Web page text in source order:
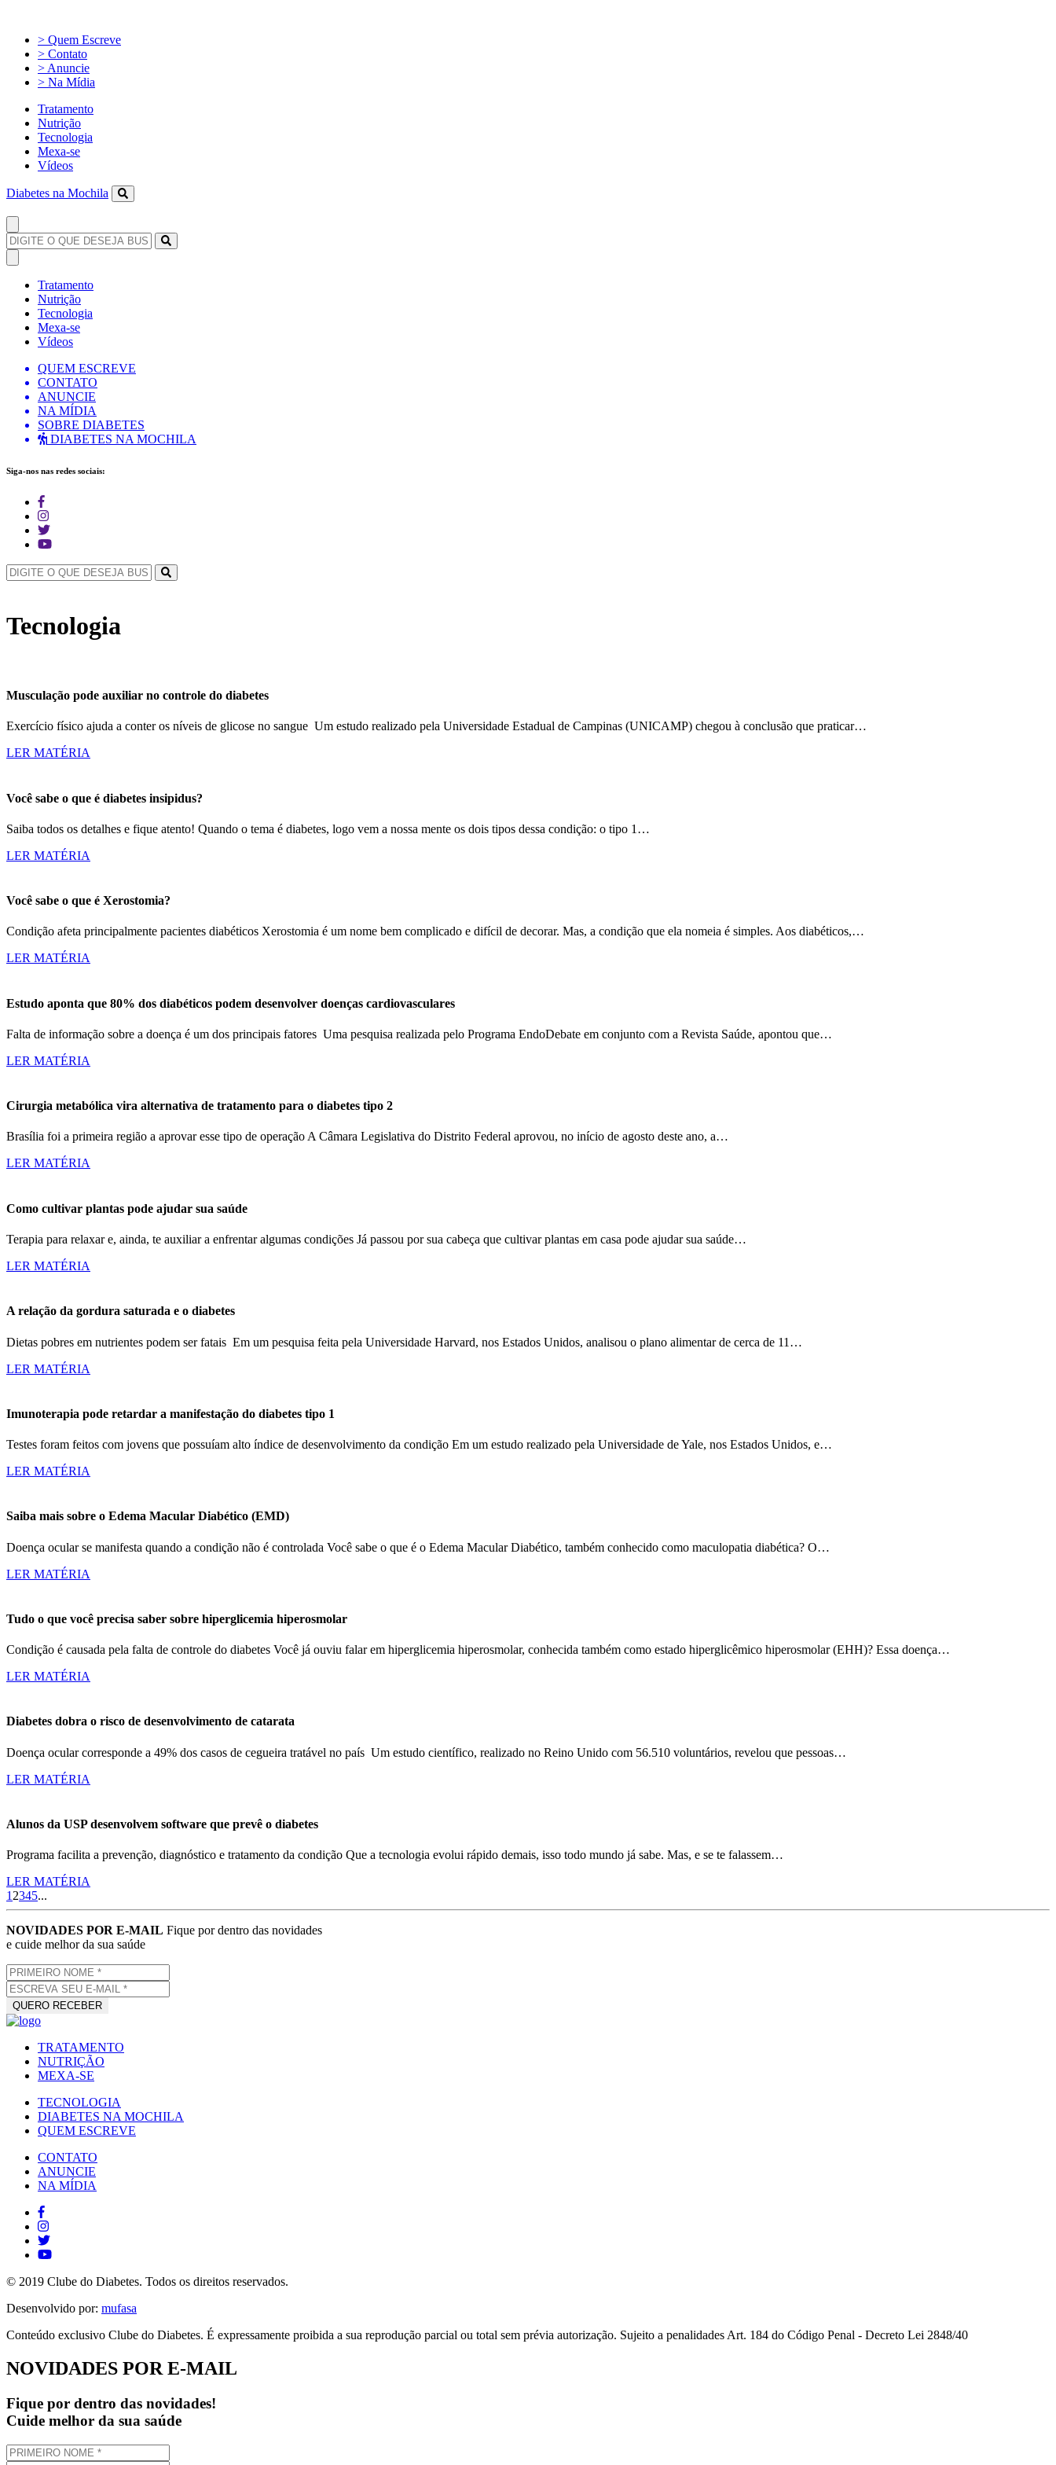
> Quem Escreve
> Contato
> Anuncie
> Na Mídia
Tratamento
Nutrição
Tecnologia
Mexa-se
Vídeos
Diabetes na Mochila
Tratamento
Nutrição
Tecnologia
Mexa-se
Vídeos
QUEM ESCREVE
CONTATO
ANUNCIE
NA MÍDIA
SOBRE DIABETES
DIABETES NA MOCHILA
Siga-nos nas redes sociais:
Tecnologia
Musculação pode auxiliar no controle do diabetes
Exercício físico ajuda a conter os níveis de glicose no sangue Um estudo realizado pela Universidade Estadual de Campinas (UNICAMP) chegou à conclusão que praticar…
LER MATÉRIA
Você sabe o que é diabetes insipidus?
Saiba todos os detalhes e fique atento! Quando o tema é diabetes, logo vem a nossa mente os dois tipos dessa condição: o tipo 1…
LER MATÉRIA
Você sabe o que é Xerostomia?
Condição afeta principalmente pacientes diabéticos Xerostomia é um nome bem complicado e difícil de decorar. Mas, a condição que ela nomeia é simples. Aos diabéticos,…
LER MATÉRIA
Estudo aponta que 80% dos diabéticos podem desenvolver doenças cardiovasculares
Falta de informação sobre a doença é um dos principais fatores Uma pesquisa realizada pelo Programa EndoDebate em conjunto com a Revista Saúde, apontou que…
LER MATÉRIA
Cirurgia metabólica vira alternativa de tratamento para o diabetes tipo 2
Brasília foi a primeira região a aprovar esse tipo de operação A Câmara Legislativa do Distrito Federal aprovou, no início de agosto deste ano, a…
LER MATÉRIA
Como cultivar plantas pode ajudar sua saúde
Terapia para relaxar e, ainda, te auxiliar a enfrentar algumas condições Já passou por sua cabeça que cultivar plantas em casa pode ajudar sua saúde…
LER MATÉRIA
A relação da gordura saturada e o diabetes
Dietas pobres em nutrientes podem ser fatais Em um pesquisa feita pela Universidade Harvard, nos Estados Unidos, analisou o plano alimentar de cerca de 11…
LER MATÉRIA
Imunoterapia pode retardar a manifestação do diabetes tipo 1
Testes foram feitos com jovens que possuíam alto índice de desenvolvimento da condição Em um estudo realizado pela Universidade de Yale, nos Estados Unidos, e…
LER MATÉRIA
Saiba mais sobre o Edema Macular Diabético (EMD)
Doença ocular se manifesta quando a condição não é controlada Você sabe o que é o Edema Macular Diabético, também conhecido como maculopatia diabética? O…
LER MATÉRIA
Tudo o que você precisa saber sobre hiperglicemia hiperosmolar
Condição é causada pela falta de controle do diabetes Você já ouviu falar em hiperglicemia hiperosmolar, conhecida também como estado hiperglicêmico hiperosmolar (EHH)? Essa doença…
LER MATÉRIA
Diabetes dobra o risco de desenvolvimento de catarata
Doença ocular corresponde a 49% dos casos de cegueira tratável no país Um estudo científico, realizado no Reino Unido com 56.510 voluntários, revelou que pessoas…
LER MATÉRIA
Alunos da USP desenvolvem software que prevê o diabetes
Programa facilita a prevenção, diagnóstico e tratamento da condição Que a tecnologia evolui rápido demais, isso todo mundo já sabe. Mas, e se te falassem…
LER MATÉRIA
1 2345...
NOVIDADES POR E-MAIL Fique por dentro das novidades
e cuide melhor da sua saúde
TRATAMENTO
NUTRIÇÃO
MEXA-SE
TECNOLOGIA
DIABETES NA MOCHILA
QUEM ESCREVE
CONTATO
ANUNCIE
NA MÍDIA
© 2019 Clube do Diabetes. Todos os direitos reservados.
Desenvolvido por: mufasa
Conteúdo exclusivo Clube do Diabetes. É expressamente proibida a sua reprodução parcial ou total sem prévia autorização. Sujeito a penalidades Art. 184 do Código Penal - Decreto Lei 2848/40
NOVIDADES POR E-MAIL
Fique por dentro das novidades!
Cuide melhor da sua saúde